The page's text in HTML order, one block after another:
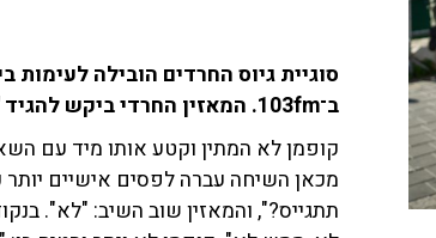
סוגיית גיוס החרדים הובילה לעימות
ב־103fm. המאזין החרדי ביקש להגיד "את האמת למה חרדים לא מתגייסים".
קופמן לא המתין וקטע אותו מיד עם
מכאן השיחה עברה לפסים אישיים
תתגייס?", והמאזין שוב השיב: "לא".